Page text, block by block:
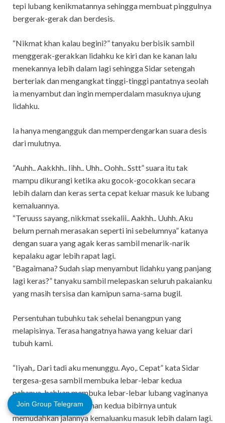
tepi lubang kenikmatannya sehingga membuat pinggulnya
bergerak-gerak dan berdesis.
“Nikmat khan kalau begini?” tanyaku berbisik sambil
menggerak-gerakkan lidahku ke kiri dan ke kanan lalu
menekannya lebih dalam lagi sehingga Sidar setengah
berteriak dan mengangkat tinggi-tinggi pantatnya seolah
ia menyambut dan ingin memperdalam masuknya ujung
lidahku.
Ia hanya mengangguk dan memperdengarkan suara desis
dari mulutnya.
“Auhh.. Aakkhh.. Iihh.. Uhh.. Oohh.. Sstt” suara itu tak
mampu dikurangi ketika aku gocok-gocokkan secara
lebih dalam dan keras serta cepat keluar masuk ke lubang
kemaluannya.
“Teruuss sayang, nikkmat ssekalii.. Aakhh.. Uuhh. Aku
belum pernah merasakan seperti ini sebelumnya” katanya
dengan suara yang agak keras sambil menarik-narik
kepalaku agar lebih rapat lagi.
“Bagaimana? Sudah siap menyambut lidahku yang panjang
lagi keras?” tanyaku sambil melepaskan seluruh pakaianku
yang masih tersisa dan kamipun sama-sama bugil.
Persentuhan tubuhku tak sehelai benangpun yang
melapisinya. Terasa hangatnya hawa yang keluar dari
tubuh kami.
“Iiyah,. Dari tadi aku menunggu. Ayo,. Cepat” kata Sidar
tergesa-gesa sambil membuka lebar-lebar kedua
pahanya, bahkan membuka lebar-lebar lubang vaginanya
dengan menarik kiri kanan kedua bibirnya untuk
memudahkan jalannya kemaluanku masuk lebih dalam lagi.
Join Group Telegram